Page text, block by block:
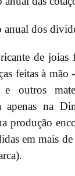
anual dos
de
feitas à mão
e outros
apenas na
produção
em mais